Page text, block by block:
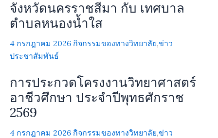
จังหวัดนครราชสีมา กับ เทศบาล
ตำบลหนองน้ำใส
4 กรกฎาคม 2026 กิจกรรมของทางวิทยาลัย,ข่าว
ประชาสัมพันธ์
การประกวดโครงงานวิทยาศาสตร์
อาชีวศึกษา ประจำปีพุทธศักราช
2569
4 กรกฎาคม 2026 กิจกรรมของทางวิทยาลัย,ข่าว